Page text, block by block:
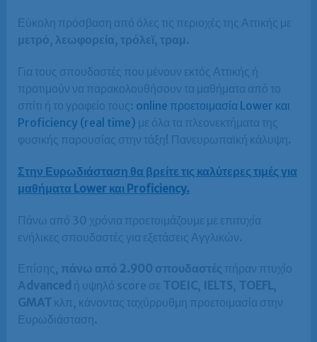
Εύκολη πρόσβαση από όλες τις περιοχές της Αττικής με
μετρό, λεωφορεία, τρόλεϊ, τραμ.
Για τους σπουδαστές που μένουν εκτός Αττικής ή
προτιμούν να παρακολουθήσουν τα μαθήματα από το
σπίτι ή το γραφείο τους: online προετοιμασία Lower και
Proficiency (real time) με όλα τα πλεονεκτήματα της
φυσικής παρουσίας στην τάξη! Πανευρωπαϊκή κάλυψη.
Στην Ευρωδιάσταση θα βρείτε τις καλύτερες τιμές για
μαθήματα Lower και Proficiency.
Πάνω από 30 χρόνια προετοιμάζουμε με επιτυχία
ενήλικες σπουδαστές για εξετάσεις Αγγλικών.
Επίσης, πάνω από 2.900 σπουδαστές πήραν πτυχίο
Αdvanced ή υψηλό score σε TOEIC, IELTS, TOEFL,
GMAT κλπ, κάνοντας ταχύρρυθμη προετοιμασία στην
Ευρωδιάσταση.